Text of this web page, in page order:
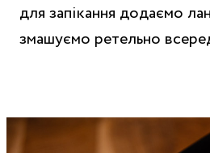
для запікання додаємо
змашуємо ретельно